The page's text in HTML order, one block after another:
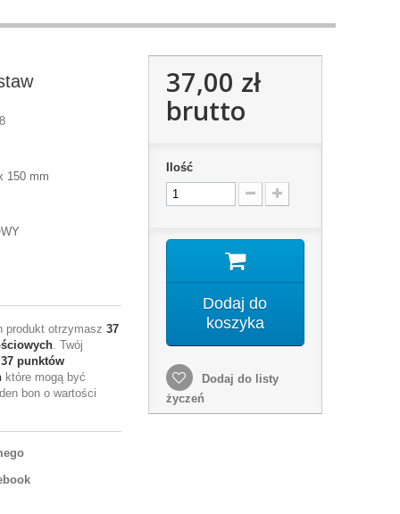
150 mm
produkt otrzymasz 37
. Twój
37 punktów
które mogą być
bon o wartości
37,00 zł
brutto
Ilość
Dodaj do
koszyka
Dodaj do listy
życzeń